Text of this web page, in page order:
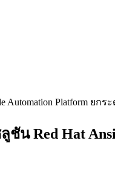
Automation Platform
น Red Hat